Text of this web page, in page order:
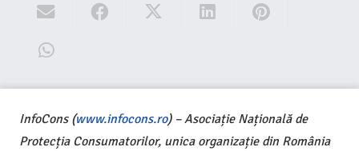
InfoCons (www.infocons.ro) – Asociație Națională de
Protecția Consumatorilor, unica organizație din România